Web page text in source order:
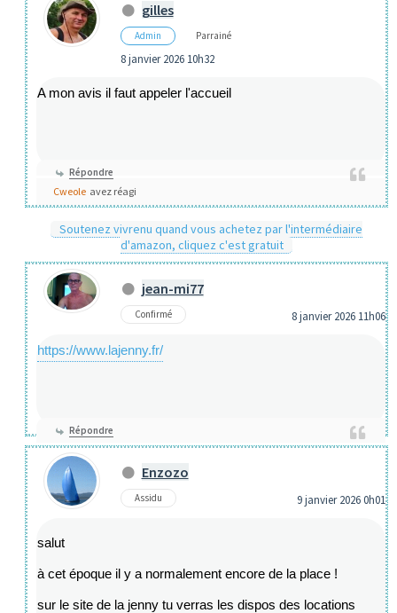
gilles
Admin Parrainé
8 janvier 2026 10h32
A mon avis il faut appeler l'accueil
Répondre
Cweole avez réagi
Soutenez vivrenu quand vous achetez par l'intermédiaire
d'amazon, cliquez c'est gratuit
jean-mi77
Confirmé 8 janvier 2026 11h06
https://www.lajenny.fr/
Répondre
Enzozo
Assidu 9 janvier 2026 0h01
salut
à cet époque il y a normalement encore de la place !
sur le site de la jenny tu verras les dispos des locations